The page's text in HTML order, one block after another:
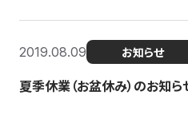
2019.08.09 お知らせ
夏季休業（お盆休み）のお知ら